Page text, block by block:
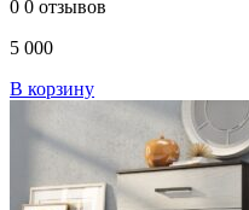
0 0 отзывов
5 000
В корзину